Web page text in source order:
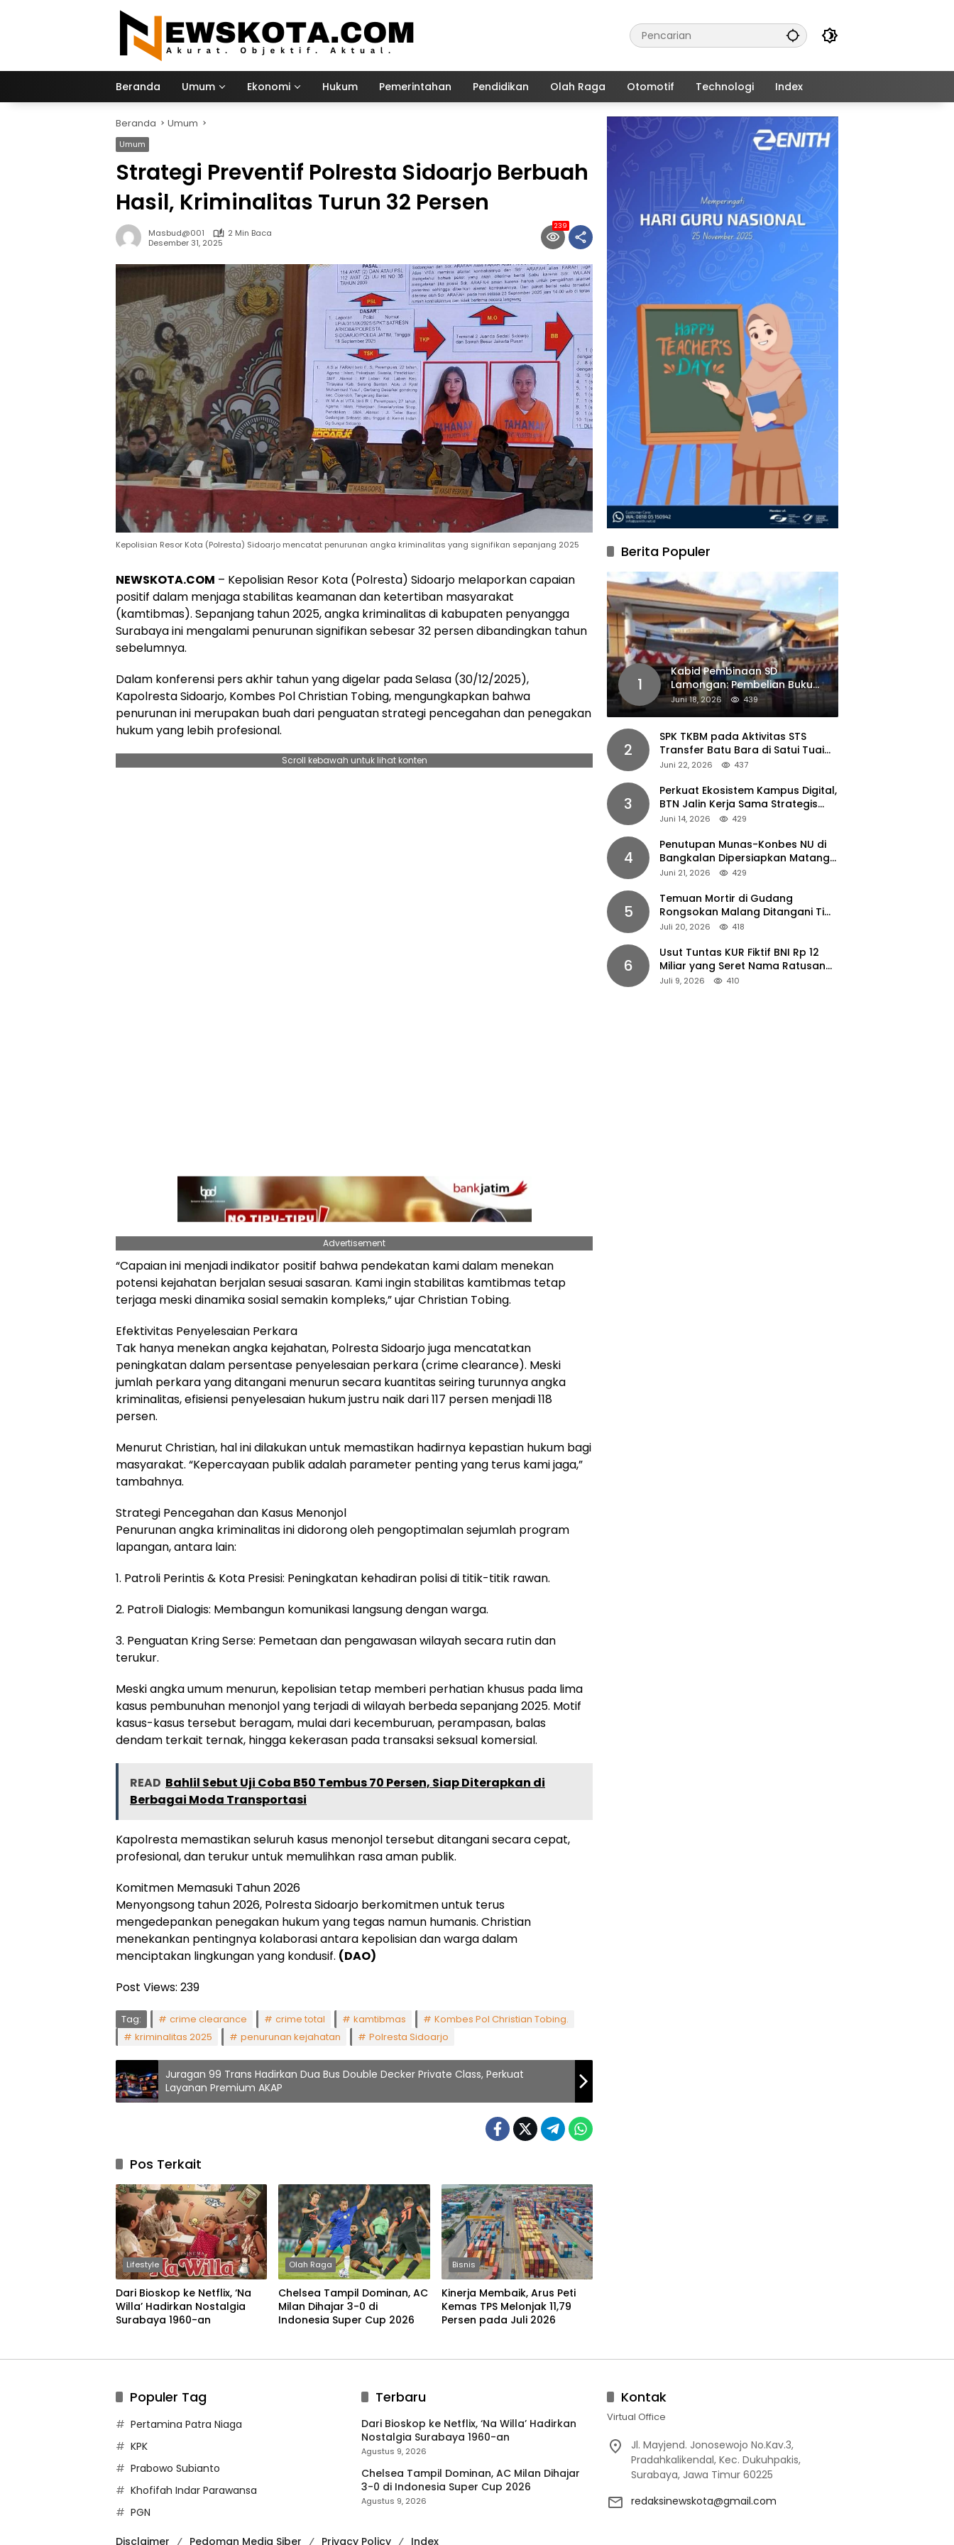
Beranda Umum Ekonomi Hukum Pemerintahan Pendidikan Olah Raga Otomotif Technologi Index
Beranda Umum
Umum
Strategi Preventif Polresta Sidoarjo Berbuah
Hasil, Kriminalitas Turun 32 Persen
Masbud@001
2 Min Baca
Desember 31, 2025
239
Kepolisian Resor Kota (Polresta) Sidoarjo mencatat penurunan angka kriminalitas yang signifikan sepanjang 2025
NEWSKOTA.COM – Kepolisian Resor Kota (Polresta) Sidoarjo melaporkan capaian
positif dalam menjaga stabilitas keamanan dan ketertiban masyarakat
(kamtibmas). Sepanjang tahun 2025, angka kriminalitas di kabupaten penyangga
Surabaya ini mengalami penurunan signifikan sebesar 32 persen dibandingkan tahun
sebelumnya.
Dalam konferensi pers akhir tahun yang digelar pada Selasa (30/12/2025),
Kapolresta Sidoarjo, Kombes Pol Christian Tobing, mengungkapkan bahwa
penurunan ini merupakan buah dari penguatan strategi pencegahan dan penegakan
hukum yang lebih profesional.
Scroll kebawah untuk lihat konten
Advertisement
“Capaian ini menjadi indikator positif bahwa pendekatan kami dalam menekan
potensi kejahatan berjalan sesuai sasaran. Kami ingin stabilitas kamtibmas tetap
terjaga meski dinamika sosial semakin kompleks,” ujar Christian Tobing.
Efektivitas Penyelesaian Perkara
Tak hanya menekan angka kejahatan, Polresta Sidoarjo juga mencatatkan
peningkatan dalam persentase penyelesaian perkara (crime clearance). Meski
jumlah perkara yang ditangani menurun secara kuantitas seiring turunnya angka
kriminalitas, efisiensi penyelesaian hukum justru naik dari 117 persen menjadi 118
persen.
Menurut Christian, hal ini dilakukan untuk memastikan hadirnya kepastian hukum bagi
masyarakat. “Kepercayaan publik adalah parameter penting yang terus kami jaga,”
tambahnya.
Strategi Pencegahan dan Kasus Menonjol
Penurunan angka kriminalitas ini didorong oleh pengoptimalan sejumlah program
lapangan, antara lain:
1. Patroli Perintis & Kota Presisi: Peningkatan kehadiran polisi di titik-titik rawan.
2. Patroli Dialogis: Membangun komunikasi langsung dengan warga.
3. Penguatan Kring Serse: Pemetaan dan pengawasan wilayah secara rutin dan
terukur.
Meski angka umum menurun, kepolisian tetap memberi perhatian khusus pada lima
kasus pembunuhan menonjol yang terjadi di wilayah berbeda sepanjang 2025. Motif
kasus-kasus tersebut beragam, mulai dari kecemburuan, perampasan, balas
dendam terkait ternak, hingga kekerasan pada transaksi seksual komersial.
READ Bahlil Sebut Uji Coba B50 Tembus 70 Persen, Siap Diterapkan di
Berbagai Moda Transportasi
Kapolresta memastikan seluruh kasus menonjol tersebut ditangani secara cepat,
profesional, dan terukur untuk memulihkan rasa aman publik.
Komitmen Memasuki Tahun 2026
Menyongsong tahun 2026, Polresta Sidoarjo berkomitmen untuk terus
mengedepankan penegakan hukum yang tegas namun humanis. Christian
menekankan pentingnya kolaborasi antara kepolisian dan warga dalam
menciptakan lingkungan yang kondusif. (DAO)
Post Views: 239
Tag: crime clearance crime total kamtibmas
Kombes Pol Christian Tobing.
kriminalitas 2025
penurunan kejahatan Polresta Sidoarjo
Juragan 99 Trans Hadirkan Dua Bus Double Decker Private Class, Perkuat
Layanan Premium AKAP
Pos Terkait
Lifestyle
Dari Bioskop ke Netflix, ‘Na
Willa’ Hadirkan Nostalgia
Surabaya 1960-an
Olah Raga
Chelsea Tampil Dominan, AC
Milan Dihajar 3-0 di
Indonesia Super Cup 2026
Bisnis
Kinerja Membaik, Arus Peti
Kemas TPS Melonjak 11,79
Persen pada Juli 2026
Berita Populer
1
Kabid Pembinaan SD
Lamongan: Pembelian Buku
Pendamping Tidak Boleh
Dipaksakan
Juni 18, 2026 439
2
SPK TKBM pada Aktivitas STS
Transfer Batu Bara di Satui Tuai
Sorotan
Juni 22, 2026 437
3
Perkuat Ekosistem Kampus Digital,
BTN Jalin Kerja Sama Strategis
dengan UNAIR
Juni 14, 2026 429
4
Penutupan Munas-Konbes NU di
Bangkalan Dipersiapkan Matang,
Gus Ipul Turun Tangan
Juni 21, 2026 429
5
Temuan Mortir di Gudang
Rongsokan Malang Ditangani Tim
Gegana Polda Jatim
Juli 20, 2026 418
6
Usut Tuntas KUR Fiktif BNI Rp 12
Miliar yang Seret Nama Ratusan
Petani Jember
Juli 9, 2026 410
Populer Tag
Pertamina Patra Niaga
KPK
Prabowo Subianto
Khofifah Indar Parawansa
PGN
Terbaru
Dari Bioskop ke Netflix, ‘Na Willa’ Hadirkan
Nostalgia Surabaya 1960-an
Agustus 9, 2026
Chelsea Tampil Dominan, AC Milan Dihajar
3-0 di Indonesia Super Cup 2026
Agustus 9, 2026
Kontak
Virtual Office
Jl. Mayjend. Jonosewojo No.Kav.3,
Pradahkalikendal, Kec. Dukuhpakis,
Surabaya, Jawa Timur 60225
redaksinewskota@gmail.com
Disclaimer Pedoman Media Siber Privacy Policy Index